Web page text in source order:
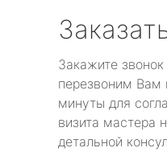
Закажите
перезвоним Вам
минуты для
визита мастера
детальной